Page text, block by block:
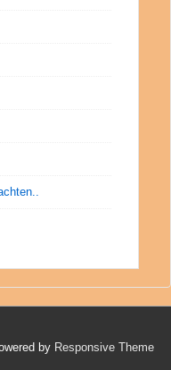
by Responsive Theme